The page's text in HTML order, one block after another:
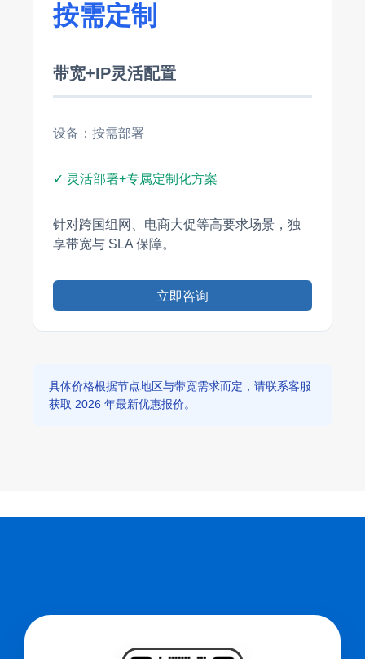
按需定制
带宽+IP灵活配置
设备：按需部署
✓ 灵活部署+专属定制化方案
针对跨国组网、电商大促等高要求场景，独
享带宽与 SLA 保障。
立即咨询
具体价格根据节点地区与带宽需求而定，请联系客服
获取 2026 年最新优惠报价。